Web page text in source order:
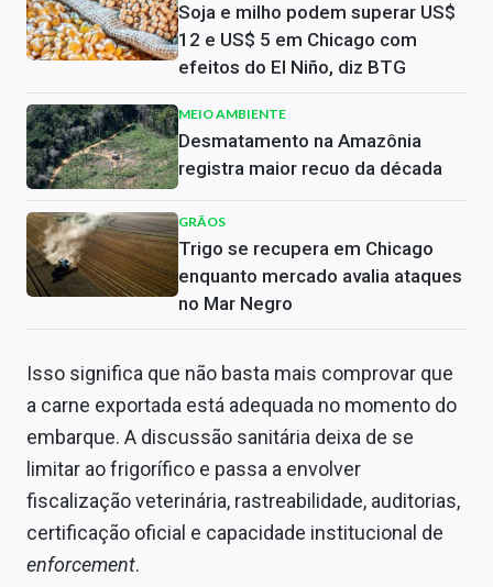
Soja e milho podem superar US$
12 e US$ 5 em Chicago com
efeitos do El Niño, diz BTG
MEIO AMBIENTE
Desmatamento na Amazônia
registra maior recuo da década
GRÃOS
Trigo se recupera em Chicago
enquanto mercado avalia ataques
no Mar Negro
Isso significa que não basta mais comprovar que
a carne exportada está adequada no momento do
embarque. A discussão sanitária deixa de se
limitar ao frigorífico e passa a envolver
fiscalização veterinária, rastreabilidade, auditorias,
certificação oficial e capacidade institucional de
enforcement.